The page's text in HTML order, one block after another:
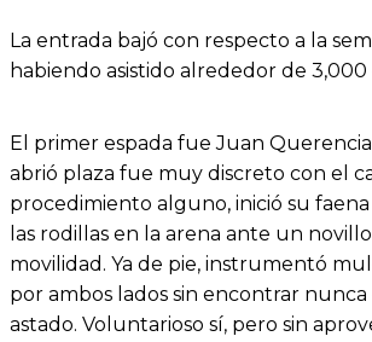
La entrada bajó con respecto a la
habiendo asistido alrededor de 3,000
El primer espada fue Juan
abrió plaza fue muy discreto con el
procedimiento alguno, inició su
las rodillas en la arena ante un
movilidad. Ya de pie, instrumentó
por ambos lados sin encontrar nunca
astado. Voluntarioso sí, pero sin